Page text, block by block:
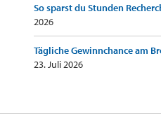
So sparst du Stunden
2026
Tägliche Gewinnchance am
23. Juli 2026